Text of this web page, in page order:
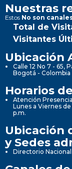
Nuestras
Estos No son
Total de
Visitantes
Ubicación
Calle 12 No 7 - 65,
Bogotá - Colombia
Horarios
Atención
Lunes a Viernes
p.m.
Ubicación
y Sedes
Directorio Nacional